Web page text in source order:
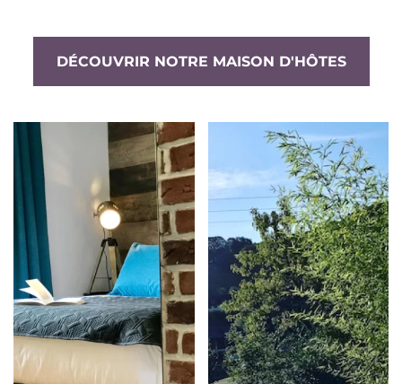
DÉCOUVRIR NOTRE MAISON D'HÔTES
Les chambres
Améthyste,
Célestine,
Aventurine et la
suite Tourmaline
Offrez vous un
moment de
relaxation et de
bien-être en
privatisant notre